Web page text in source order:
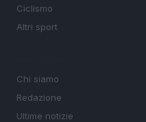
Ciclismo
Altri sport
Chi siamo
Redazione
Ultime notizie